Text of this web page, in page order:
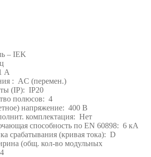
– IEK
А
: AC (перемен.)
(IP): IP20
полюсов: 4
напряжение: 400 В
комплектация: Нет
способность по EN 60898: 6 кА
срабатывания (кривая тока): D
(общ. кол-во модульных